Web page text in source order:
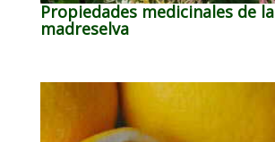
Propiedades medicinales de la
madreselva